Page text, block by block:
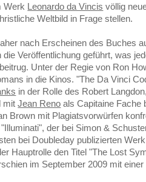
Werk Leonardo da Vincis völlig
Weltbild in Frage stellen.
nach Erscheinen des Buches
Veröffentlichung geführt, was
Unter der Regie von Ron
in die Kinos. "The Da Vinci
in der Rolle des Robert
mitJean Reno als Capitaine Fache
Brown mit Plagiatsvorwürfen
der bei Simon &
bei Doubleday publizierten
Hauptrolle den Titel "The Lost
im September 2009 mit